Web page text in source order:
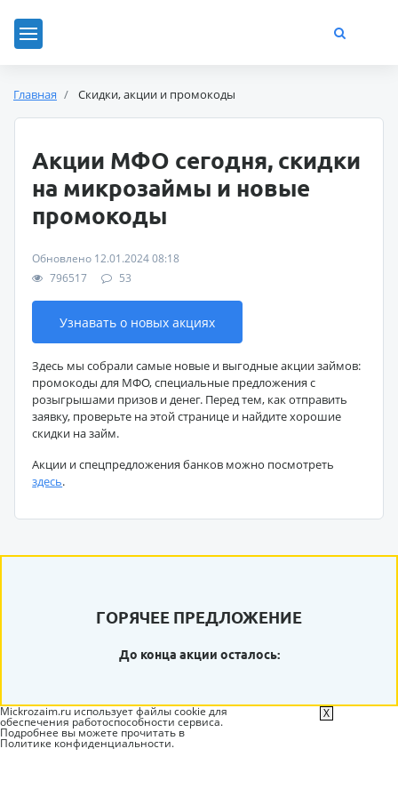
Главная Скидки, акции и промокоды
Акции МФО сегодня, скидки
на микрозаймы и новые
промокоды
Обновлено 12.01.2024 08:18
796517
53
Узнавать о новых акциях
Здесь мы собрали самые новые и выгодные акции займов:
промокоды для МФО, специальные предложения с
розыгрышами призов и денег. Перед тем, как отправить
заявку, проверьте на этой странице и найдите хорошие
скидки на займ.
Акции и спецпредложения банков можно посмотреть
здесь.
ГОРЯЧЕЕ ПРЕДЛОЖЕНИЕ
До конца акции осталось:
Mickrozaim.ru использует файлы cookie для
обеспечения работоспособности сервиса.
Подробнее вы можете прочитать в
Политике конфиденциальности.
X